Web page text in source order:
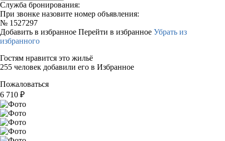
Служба бронирования:
При звонке назовите номер объявления:
№ 1527297
Добавить в избранное Перейти в избранное Убрать из
избранного
Гостям нравится это жильё
255 человек добавили его в Избранное
Пожаловаться
6 710 ₽